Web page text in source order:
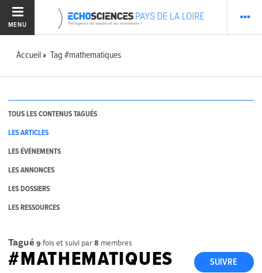
MENU
Accueil Tag #mathematiques
TOUS LES CONTENUS TAGUÉS
LES ARTICLES
LES ÉVÉNEMENTS
LES ANNONCES
LES DOSSIERS
LES RESSOURCES
Tagué 9 fois et suivi par8 membres
SUIVRE
#MATHEMATIQUES